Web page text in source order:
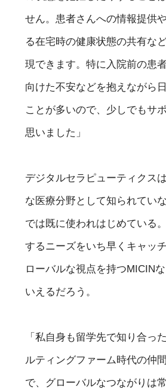
せん。患者さんへの情報提供
る在宅時の健康状態の共有な
現できます。特に入院前の患
向けた不安などを抱えながら
ことが多いので、少しでもサ
思いました」
デジタルセラピューティクス
な医療分野として知られてい
では既に使われはじめている
するニーズをいち早くキャッ
ローバルな視点を持つMICIN
いえるだろう。
「私自身も留学先で知り合っ
ルティングファーム時代の仲
で、グローバルなつながりは